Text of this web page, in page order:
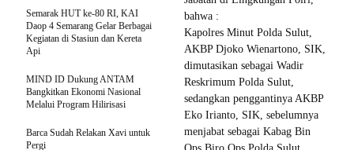
bahwa :
Kapolres Minut Polda Sulut,
AKBP Djoko Wienartono, SIK,
dimutasikan sebagai Wadir
Reskrimum Polda Sulut,
sedangkan penggantinya AKBP
Eko Irianto, SIK, sebelumnya
menjabat sebagai Kabag Bin
Semarak HUT ke-80 RI, KAI
Daop 4 Semarang Gelar Berbagai
Kegiatan di Stasiun dan Kereta
Api
MIND ID Dukung ANTAM
Bangkitkan Ekonomi Nasional
Melalui Program Hilirisasi
Barca Sudah Relakan Xavi untuk
Pergi